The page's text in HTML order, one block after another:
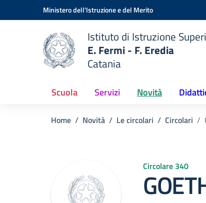
Vai ai contenuti
Vai al menu di navigazioneMinistero dell'Istruzione e del Merito
scuola
Istituto di Istruzione
E. Fermi - F. Eredia
Catania
Scuola Servizi Novità
Home Novità Le circolari Circolari
Circolare 340